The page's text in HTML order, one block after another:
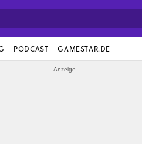
PODCAST GAMESTAR.DE